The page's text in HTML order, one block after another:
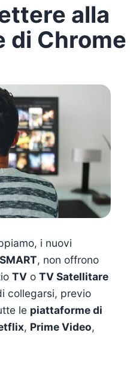
alla
di Chrome
i nuovi
SMART, non offrono
TV o TV Satellitare
collegarsi, previo
le piattaforme di
, Prime Video,